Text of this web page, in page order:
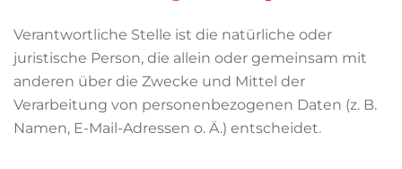
Verantwortliche Stelle ist die natürliche oder
juristische Person, die allein oder gemeinsam mit
anderen über die Zwecke und Mittel der
Verarbeitung von personenbezogenen Daten (z. B.
Namen, E-Mail-Adressen o. Ä.) entscheidet.